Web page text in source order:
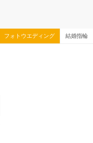
フォトウエディング 結婚指輪